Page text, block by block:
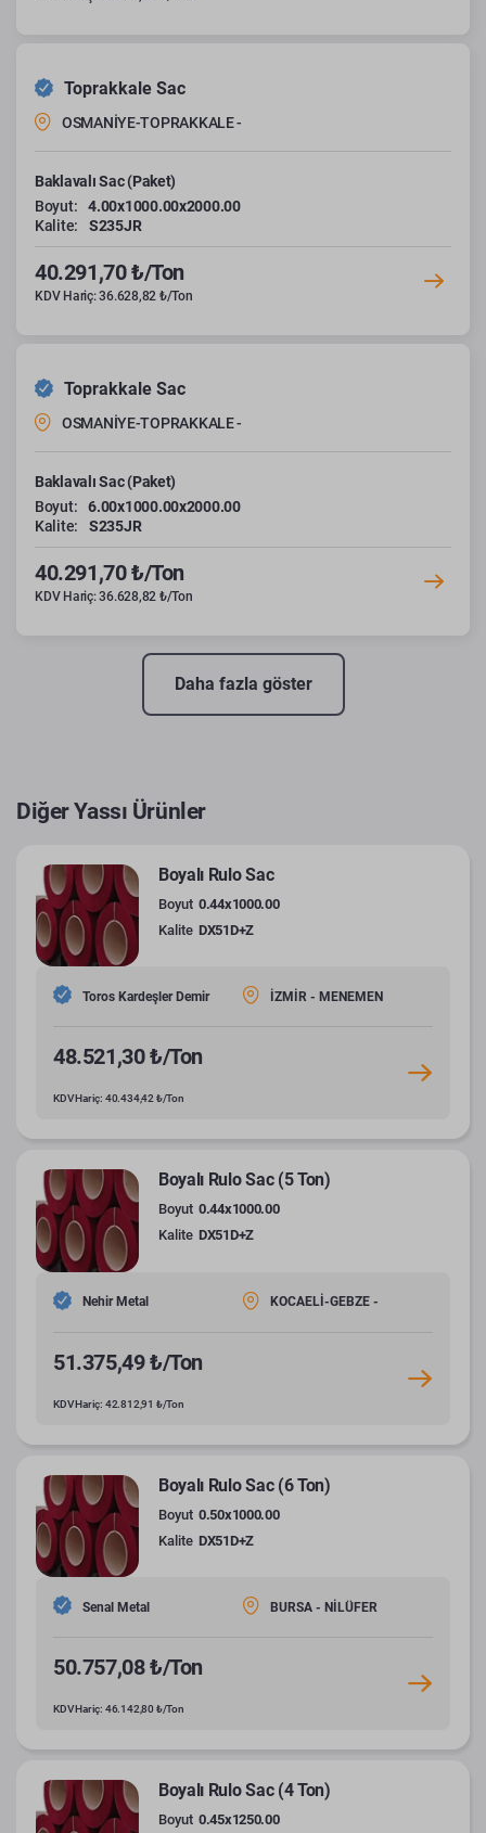
Toprakkale Sac
OSMANİYE-TOPRAKKALE -
Baklavalı Sac (Paket)
Boyut:
4.00x1000.00x2000.00
Kalite:
S235JR
40.291,70 ₺/Ton
KDV Hariç: 36.628,82 ₺/Ton
Toprakkale Sac
OSMANİYE-TOPRAKKALE -
Baklavalı Sac (Paket)
Boyut:
6.00x1000.00x2000.00
Kalite:
S235JR
40.291,70 ₺/Ton
KDV Hariç: 36.628,82 ₺/Ton
Daha fazla göster
Diğer Yassı Ürünler
Boyalı Rulo Sac
Boyut 0.44x1000.00
Kalite DX51D+Z
Toros Kardeşler Demir İZMİR - MENEMEN
48.521,30 ₺/Ton
KDV Hariç: 40.434,42 ₺/Ton
Boyalı Rulo Sac (5 Ton)
Boyut 0.44x1000.00
Kalite DX51D+Z
Nehir Metal KOCAELİ-GEBZE -
51.375,49 ₺/Ton
KDV Hariç: 42.812,91 ₺/Ton
Boyalı Rulo Sac (6 Ton)
Boyut 0.50x1000.00
Kalite DX51D+Z
Senal Metal BURSA - NİLÜFER
50.757,08 ₺/Ton
KDV Hariç: 46.142,80 ₺/Ton
Boyalı Rulo Sac (4 Ton)
Boyut 0.45x1250.00